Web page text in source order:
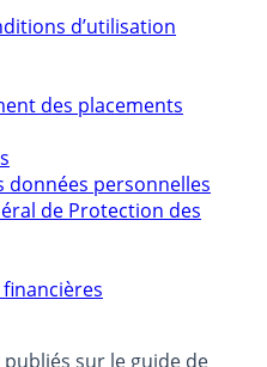
d’utilisation
des placements
personnelles
de Protection des